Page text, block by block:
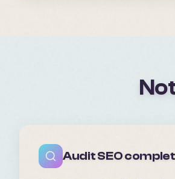
Audit SEO complet